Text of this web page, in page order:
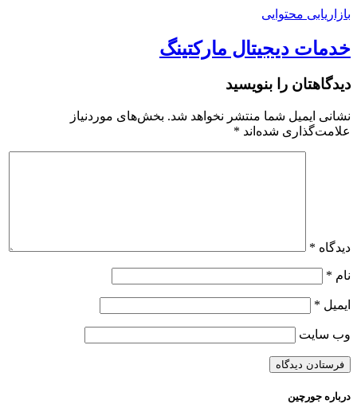
بازاریابی محتوایی
خدمات دیجیتال مارکتینگ
دیدگاهتان را بنویسید
نشانی ایمیل شما منتشر نخواهد شد. بخش‌های موردنیاز
علامت‌گذاری شده‌اند *
دیدگاه *
نام *
ایمیل *
وب‌ سایت
درباره جورچین